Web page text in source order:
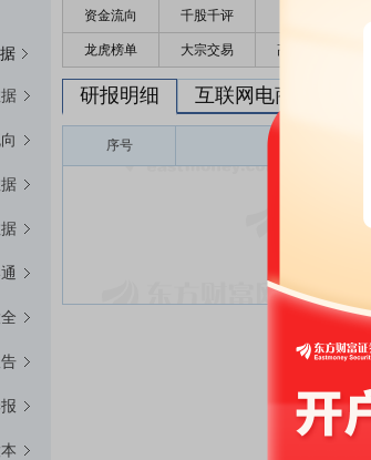
资金流向 千股千评
龙虎榜单 大宗交易 高管持股
研报明细 互联网电商研报
序号